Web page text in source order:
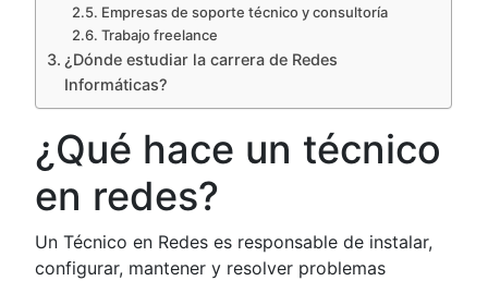
Empresas de soporte técnico y consultoría
Trabajo freelance
¿Dónde estudiar la carrera de Redes
Informáticas?
¿Qué hace un técnico
en redes?
Un Técnico en Redes es responsable de instalar,
configurar, mantener y resolver problemas